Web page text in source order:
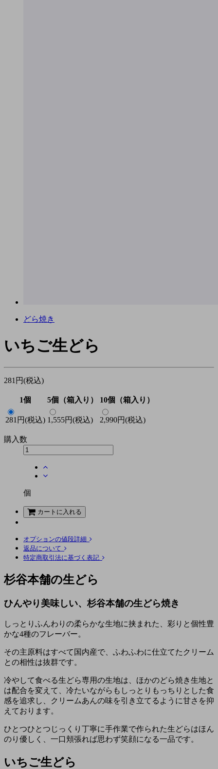
どら焼き
いちご生どら
281円(税込)
1個 5個（箱入り） 10個（箱入り）
281円(税込) 1,555円(税込) 2,990円(税込)
購入数
個
カートに入れる
オプションの値段詳細
返品について
特定商取引法に基づく表記
杉谷本舗の生どら
ひんやり美味しい、杉谷本舗の生どら焼き
しっとりふんわりの柔らかな生地に挟まれた、彩りと個性豊
かな4種のフレーバー。
その主原料はすべて国内産で、ふわふわに仕立てたクリーム
との相性は抜群です。
冷やして食べる生どら専用の生地は、ほかのどら焼き生地と
は配合を変えて、冷たいながらもしっとりもっちりとした食
感を追求し、クリームあんの味を引き立てるように甘さを抑
えております。
ひとつひとつじっくり丁寧に手作業で作られた生どらはほん
のり優しく、一口頬張れば思わず笑顔になる一品です。
いちご生どら